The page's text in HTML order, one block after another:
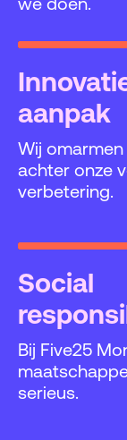
aanpak
Wij
achter onze
verbetering.
Social
Bij Five25
serieus.